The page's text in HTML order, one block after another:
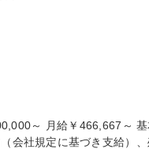
～ 月給￥466,667～
会社規定に基づき支給）